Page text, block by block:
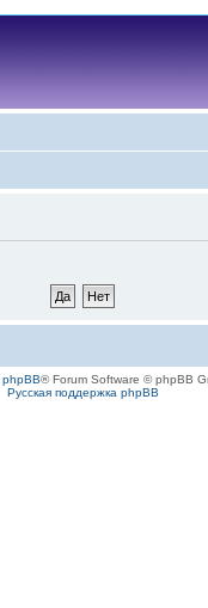
phpBB® Forum Software © phpBB
Русская поддержка phpBB